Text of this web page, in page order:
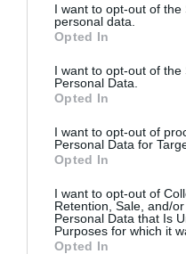
I want to opt-out of the
personal data.
Opted In
I want to opt-out of the
Personal Data.
Opted In
I want to opt-out of
Personal Data for
Opted In
I want to opt-out of
Retention, Sale, and/
Personal Data that Is
Purposes for which it
Opted In
CONSULTÉS DU MOIS